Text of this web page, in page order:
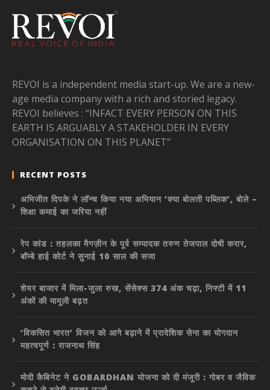
REVOI is a independent media start-up. We are a new-
age media company with a rich and storied legacy.
REVOI believes : “INFACT EVERY PERSON ON THIS
EARTH IS ARGUABLY A STAKEHOLDER IN EVERY
ORGANISATION ON THIS PLANET”
RECENT POSTS
अभिजीत दिपके ने लॉन्च किया नया अभियान ‘क्या बोलती पब्लिक’, बोले –
शिक्षा कमाई का जरिया नहीं
रेप कांड : तहलका मैगज़ीन के पूर्व सम्पादक तरुण तेजपाल दोषी करार,
बॉम्बे हाई कोर्ट ने सुनाई 10 साल की सजा
शेयर बाजार में मिला-जुला रुख, सेंसेक्स 374 अंक चढ़ा, निफ्टी में 11
अंकों की मामूली बढ़त
‘विकसित भारत’ विजन को आगे बढ़ाने में प्रादेशिक सेना का योगदान
महत्वपूर्ण : राजनाथ सिंह
मोदी कैबिनेट ने GOBARDHAN योजना को दी मंजूरी : गोबर व जैविक